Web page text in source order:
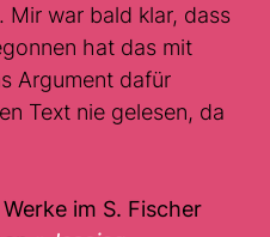
war bald klar, dass
hat das mit
Argument dafür
Text nie gelesen, da
im S. Fischer